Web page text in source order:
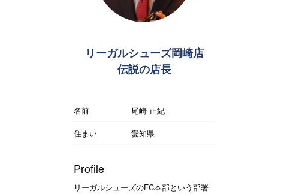
リーガルシューズ岡崎店
伝説の店長
名前
尾崎 正紀
住まい
愛知県
Profile
リーガルシューズのFC本部という部署